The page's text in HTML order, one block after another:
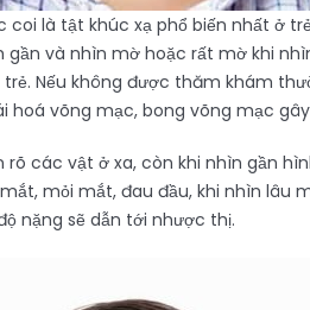
là tật khúc xạ phổ biến nhất ở
và nhìn mờ hoặc rất mờ khi
Nếu không được thăm khám
hoá võng mạc, bong võng mạc
các vật ở xa, còn khi nhìn gần
mỏi mắt, đau đầu, khi nhìn lâu
nặng sẽ dẫn tới nhược thị.